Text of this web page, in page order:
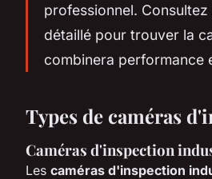
professionnel.
détaillé pour trouver la
combinera performance
Types de caméras
Caméras d'inspection
Les caméras d'inspection